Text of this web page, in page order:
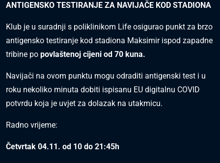
ANTIGENSKO TESTIRANJE ZA NAVIJAČE KOD STADIONA
Klub je u suradnji s poliklinikom Life osigurao punkt za brzo
antigensko testiranje kod stadiona Maksimir ispod zapadne
tribine po povlaštenoj cijeni od 70 kuna.
Navijači na ovom punktu mogu odraditi antigenski test i u
roku nekoliko minuta dobiti ispisanu EU digitalnu COVID
potvrdu koja je uvjet za dolazak na utakmicu.
Radno vrijeme:
Četvrtak 04.11. od 10 do 21:45h